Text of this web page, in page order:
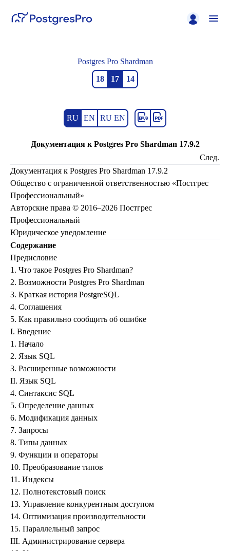
Postgres Pro Shardman
18
17 14
RU EN RU EN
Документация к Postgres Pro Shardman 17.9.2
След.
Документация к Postgres Pro Shardman 17.9.2
Общество с ограниченной ответственностью «Постгрес
Профессиональный»
Авторские права © 2016–2026 Постгрес
Профессиональный
Юридическое уведомление
Содержание
Предисловие
1. Что такое Postgres Pro Shardman?
2. Возможности Postgres Pro Shardman
3. Краткая история PostgreSQL
4. Соглашения
5. Как правильно сообщить об ошибке
I. Введение
1. Начало
2. Язык SQL
3. Расширенные возможности
II. Язык SQL
4. Синтаксис SQL
5. Определение данных
6. Модификация данных
7. Запросы
8. Типы данных
9. Функции и операторы
10. Преобразование типов
11. Индексы
12. Полнотекстовый поиск
13. Управление конкурентным доступом
14. Оптимизация производительности
15. Параллельный запрос
III. Администрирование сервера